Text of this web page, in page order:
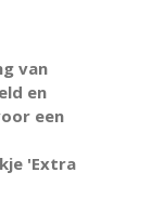
van
en
een
'Extra